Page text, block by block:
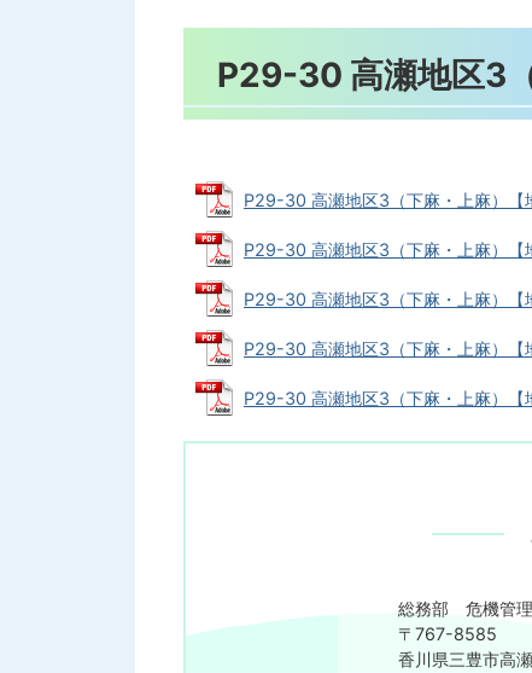
P29-30 高瀬地区3
P29-30 高瀬地区3（下麻・上麻）【
P29-30 高瀬地区3（下麻・上麻）【
P29-30 高瀬地区3（下麻・上麻）【
P29-30 高瀬地区3（下麻・上麻）【
P29-30 高瀬地区3（下麻・上麻）【
総務部 危機管
〒767-8585
香川県三豊市高